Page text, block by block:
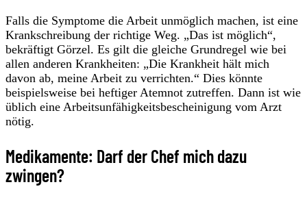
Falls die Symptome die Arbeit unmöglich machen, ist eine
Krankschreibung der richtige Weg. „Das ist möglich“,
bekräftigt Görzel. Es gilt die gleiche Grundregel wie bei
allen anderen Krankheiten: „Die Krankheit hält mich
davon ab, meine Arbeit zu verrichten.“ Dies könnte
beispielsweise bei heftiger Atemnot zutreffen. Dann ist wie
üblich eine Arbeitsunfähigkeitsbescheinigung vom Arzt
nötig.
Medikamente: Darf der Chef mich dazu
zwingen?